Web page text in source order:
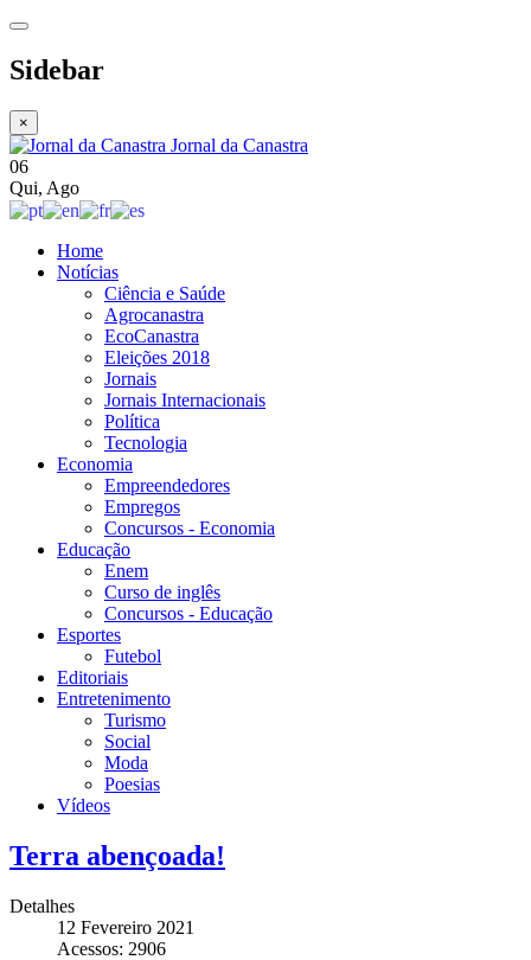
Sidebar
×
Jornal da Canastra
06
Qui, Ago
Home
Notícias
Ciência e Saúde
Agrocanastra
EcoCanastra
Eleições 2018
Jornais
Jornais Internacionais
Política
Tecnologia
Economia
Empreendedores
Empregos
Concursos - Economia
Educação
Enem
Curso de inglês
Concursos - Educação
Esportes
Futebol
Editoriais
Entretenimento
Turismo
Social
Moda
Poesias
Vídeos
Terra abençoada!
Detalhes
12 Fevereiro 2021
Acessos: 2906